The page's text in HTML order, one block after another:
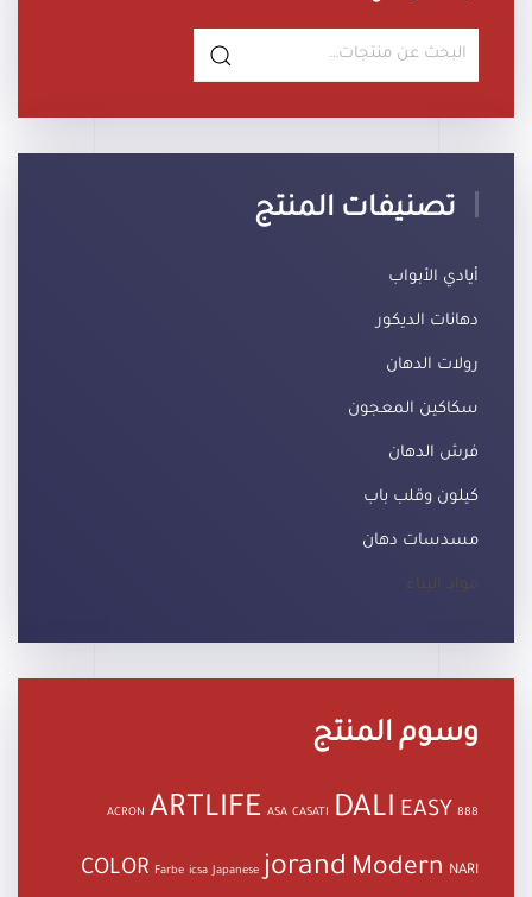
البحث
تصنيفات المنتج
أيادي الأبواب
دهانات الديكور
رولات الدهان
سكاكين المعجون
فرش الدهان
كيلون وقلب باب
مسدسات دهان
وسوم المنتج
888
ACRON ARTLIFE ASA CASATI DALI EASY
COLOR Farbe icsa Japanese jorand Modern NARI